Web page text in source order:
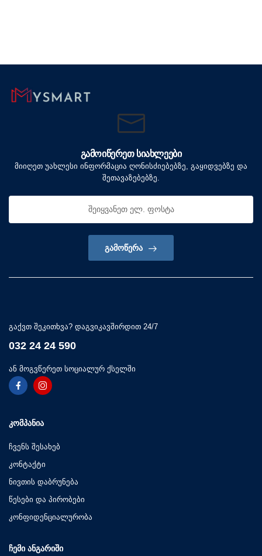
ᲒᲐᲛᲝᲘᲬᲔᲠᲔᲗ ᲡᲘᲐᲮᲚᲔᲔᲑᲘ
მიიღეთ უახლესი ინფორმაცია ღონისძიებებზე, გაყიდვებზე და
შეთავაზებებზე.
ᲒᲐᲛᲝᲬᲔᲠᲐ
გაქვთ შეკითხვა? დაგვიკავშირდით 24/7
032 24 24 590
ან მოგვწერეთ სოციალურ ქსელში
ᲙᲝᲛᲞᲐᲜᲘᲐ
ჩვენს შესახებ
კონტაქტი
ნივთის დაბრუნება
წესები და პირობები
კონფიდენციალურობა
ᲩᲔᲛᲘ ᲐᲜᲒᲐᲠᲘᲨᲘ